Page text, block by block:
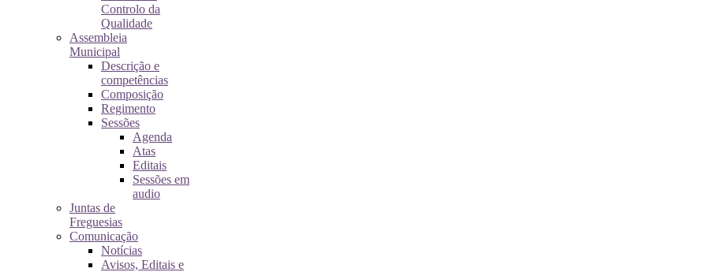
Controlo da
Qualidade
Assembleia
Municipal
Descrição e
competências
Composição
Regimento
Sessões
Agenda
Atas
Editais
Sessões em
audio
Juntas de
Freguesias
Comunicação
Notícias
Avisos, Editais e